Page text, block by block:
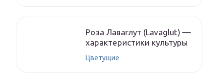
Роза Лаваглут (Lavaglut) —
характеристики культуры
Цветущие